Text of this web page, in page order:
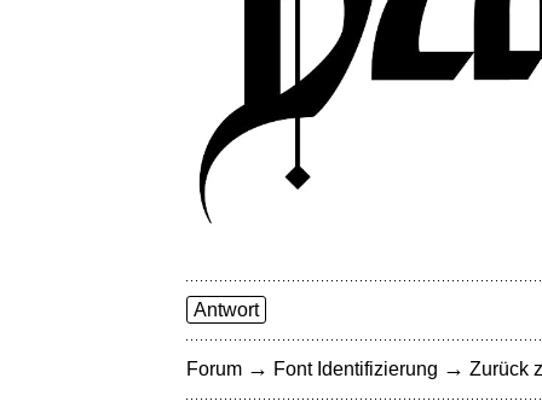
Antwort
Forum → Font Identifizierung → Zurück